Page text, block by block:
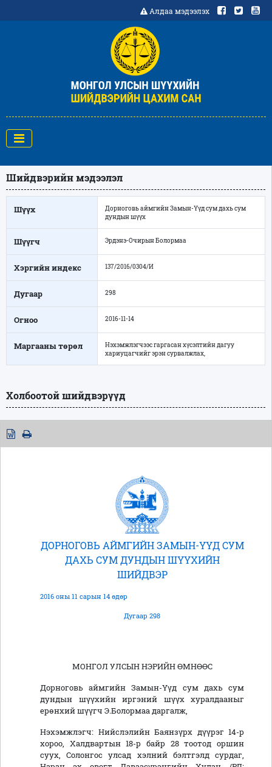
Алдаа мэдээлэх
Шийдвэрийн мэдээлэл
Шүүх
Дорноговь аймгийн Замын-Үүд сум дахь сум
дундын шүүх
Шүүгч Эрдэнэ-Очирын Болормаа
Хэргийн индекс 137/2016/0304/И
Дугаар 298
Огноо 2016-11-14
Маргааны төрөл
Нэхэмжлэгчээс гаргасан хүсэлтийн дагуу
хариуцагчийг эрэн сурвалжлах,
Холбоотой шийдвэрүүд
ДОРНОГОВЬ АЙМГИЙН ЗАМЫН-ҮҮД СУМ
ДАХЬ СУМ ДУНДЫН ШҮҮХИЙН
ШИЙДВЭР
2016 оны 11 сарын 14 өдөр
Дугаар 298
МОНГОЛ УЛСЫН НЭРИЙН ӨМНӨӨС
Дорноговь аймгийн Замын-Үүд сум дахь сум
дундын шүүхийн иргэний шүүх хуралдааныг
ерөнхий шүүгч Э.Болормаа даргалж,
Нэхэмжлэгч: Нийслэлийн Баянзүрх дүүрэг 14-р
хороо, Халдвартын 18-р байр 28 тоотод оршин
суух, Солонгос улсад хэлний бэлтгэлд сурдаг,